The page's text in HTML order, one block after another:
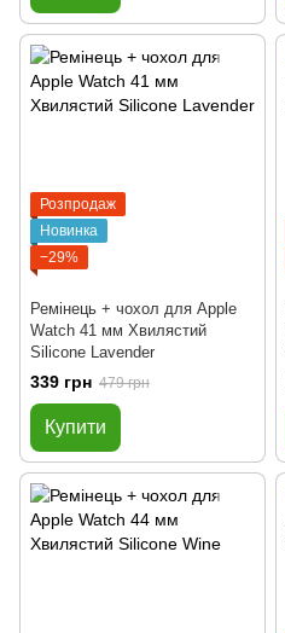
Розпродаж
Новинка
−29%
Ремінець + чохол для Apple
Watch 41 мм Хвилястий
Silicone Lavender
339 грн 479 грн
Купити